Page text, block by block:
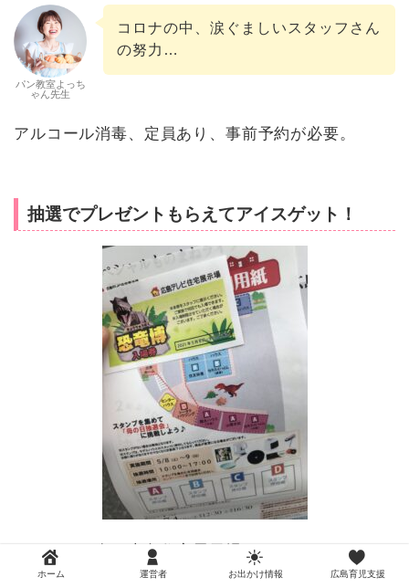
パン教室よっち
ゃん先生
コロナの中、涙ぐましいスタッフさん
の努力…
アルコール消毒、定員あり、事前予約が必要。
抽選でプレゼントもらえてアイスゲット！
イベントが多い吉島住宅展示場。
ホーム 運営者 お出かけ情報 広島育児支援